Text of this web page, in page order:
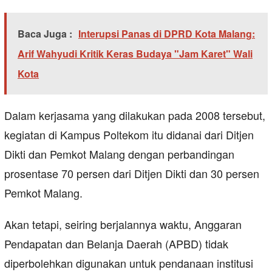
Baca Juga : Interupsi Panas di DPRD Kota Malang:
Arif Wahyudi Kritik Keras Budaya "Jam Karet" Wali
Kota
Dalam kerjasama yang dilakukan pada 2008 tersebut,
kegiatan di Kampus Poltekom itu didanai dari Ditjen
Dikti dan Pemkot Malang dengan perbandingan
prosentase 70 persen dari Ditjen Dikti dan 30 persen
Pemkot Malang.
Akan tetapi, seiring berjalannya waktu, Anggaran
Pendapatan dan Belanja Daerah (APBD) tidak
diperbolehkan digunakan untuk pendanaan institusi